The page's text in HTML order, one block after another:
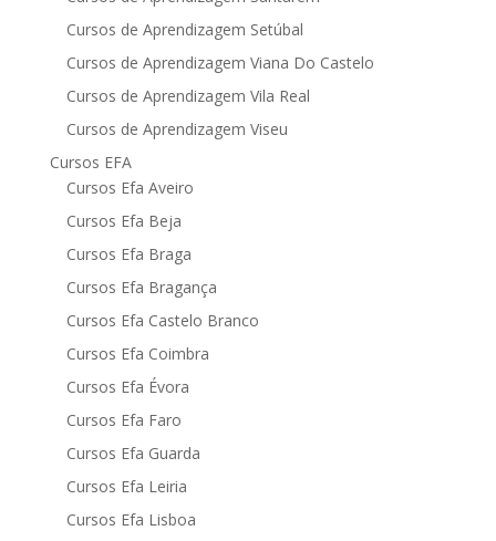
Cursos de Aprendizagem Setúbal
Cursos de Aprendizagem Viana Do Castelo
Cursos de Aprendizagem Vila Real
Cursos de Aprendizagem Viseu
Cursos EFA
Cursos Efa Aveiro
Cursos Efa Beja
Cursos Efa Braga
Cursos Efa Bragança
Cursos Efa Castelo Branco
Cursos Efa Coimbra
Cursos Efa Évora
Cursos Efa Faro
Cursos Efa Guarda
Cursos Efa Leiria
Cursos Efa Lisboa